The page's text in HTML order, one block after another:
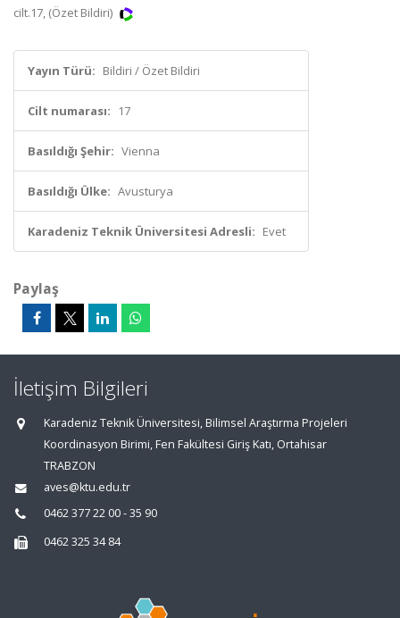
cilt.17, (Özet Bildiri)
Yayın Türü: Bildiri / Özet Bildiri
Cilt numarası: 17
Basıldığı Şehir: Vienna
Basıldığı Ülke: Avusturya
Karadeniz Teknik Üniversitesi Adresli: Evet
Paylaş
İletişim Bilgileri
Karadeniz Teknik Üniversitesi, Bilimsel Araştırma Projeleri
Koordinasyon Birimi, Fen Fakültesi Giriş Katı, Ortahisar
TRABZON
aves@ktu.edu.tr
0462 377 22 00 - 35 90
0462 325 34 84